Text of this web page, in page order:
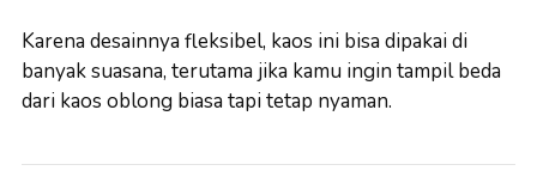
Karena desainnya fleksibel, kaos ini bisa dipakai di
banyak suasana, terutama jika kamu ingin tampil beda
dari kaos oblong biasa tapi tetap nyaman.